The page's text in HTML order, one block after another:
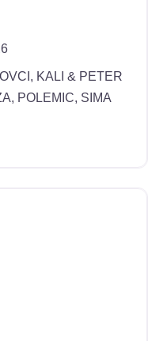
KALI & PETER
POLEMIC, SIMA